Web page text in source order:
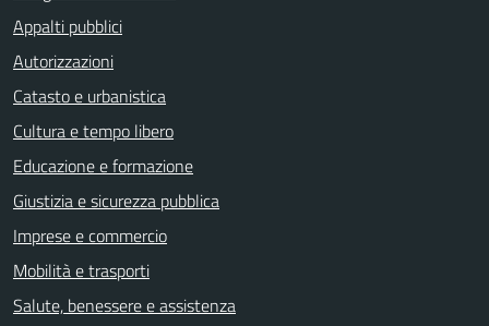
Appalti pubblici
Autorizzazioni
Catasto e urbanistica
Cultura e tempo libero
Educazione e formazione
Giustizia e sicurezza pubblica
Imprese e commercio
Mobilità e trasporti
Salute, benessere e assistenza